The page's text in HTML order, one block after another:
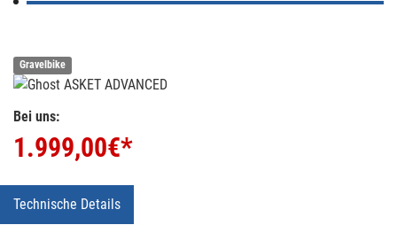
Gravelbike
Bei uns:
1.999,00€*
Technische Details